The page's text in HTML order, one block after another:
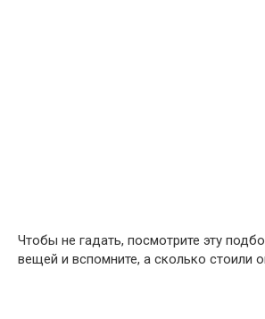
Чтобы не гадать, посмотрите эту
вещей и вспомните, а сколько стоили